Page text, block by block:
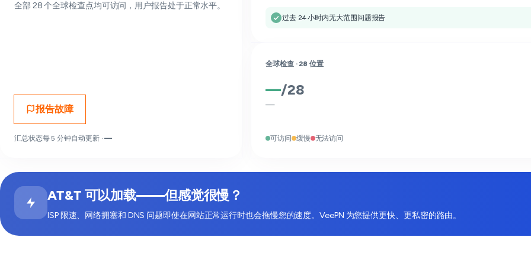
全部 28 个全球检查点均可访问，用户报告处于正常水平。
报告故障
汇总状态每 5 分钟自动更新 ·—
过去 24 小时内无大范围问题报告
全球检查 · 28 位置
—/28
—
可访问 缓慢 无法访问
AT&T 可以加载——但感觉很慢？
ISP 限速、网络拥塞和 DNS 问题即使在网站正常运行时也会拖慢您的速度。VeePN 为您提供更快、更私密的路由。